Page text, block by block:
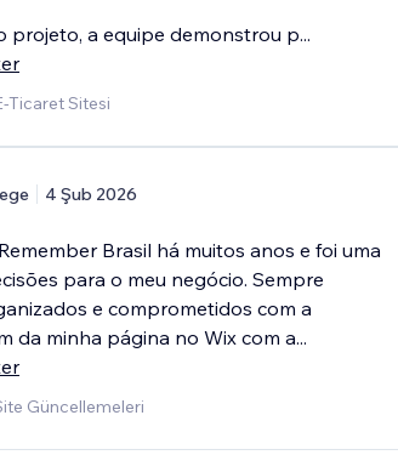
projeto, a equipe demonstrou p...
Ticaret Sitesi
4 Şub 2026
Brasil há muitos anos e foi uma
para o meu negócio. Sempre
e comprometidos com a
da minha página no Wix com a...
Güncellemeleri